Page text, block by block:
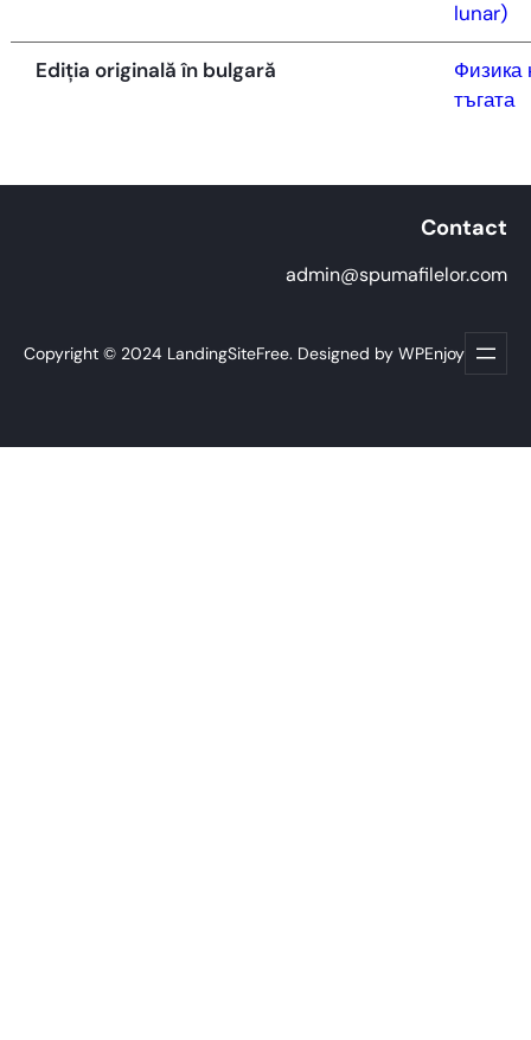
lunar)
Ediția originală în bulgară
Физика
тъгата
Contact
admin@spumafilelor.com
Copyright © 2024 LandingSiteFree. Designed by WPEnjoy